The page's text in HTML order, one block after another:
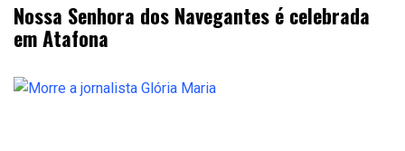
Nossa Senhora dos Navegantes é celebrada
em Atafona